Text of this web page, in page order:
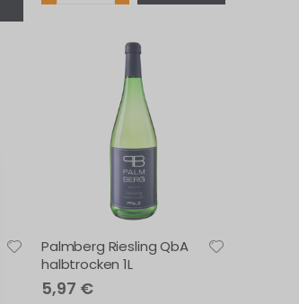
Palmberg Riesling QbA
halbtrocken 1L
5,97 €